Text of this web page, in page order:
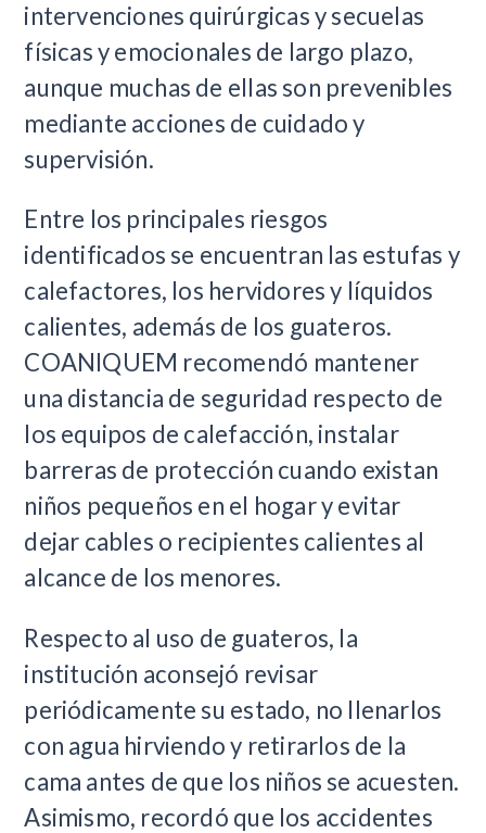
intervenciones quirúrgicas y secuelas
físicas y emocionales de largo plazo,
aunque muchas de ellas son prevenibles
mediante acciones de cuidado y
supervisión.
Entre los principales riesgos
identificados se encuentran las estufas y
calefactores, los hervidores y líquidos
calientes, además de los guateros.
COANIQUEM recomendó mantener
una distancia de seguridad respecto de
los equipos de calefacción, instalar
barreras de protección cuando existan
niños pequeños en el hogar y evitar
dejar cables o recipientes calientes al
alcance de los menores.
Respecto al uso de guateros, la
institución aconsejó revisar
periódicamente su estado, no llenarlos
con agua hirviendo y retirarlos de la
cama antes de que los niños se acuesten.
Asimismo, recordó que los accidentes